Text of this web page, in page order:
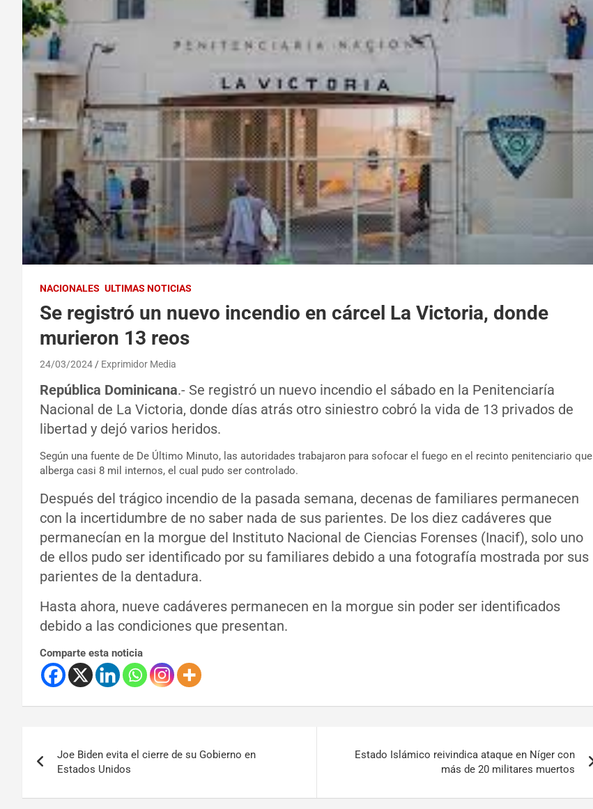
NACIONALES ULTIMAS NOTICIAS
Se registró un nuevo incendio en cárcel La Victoria, donde
murieron 13 reos
24/03/2024 Exprimidor Media
República Dominicana.- Se registró un nuevo incendio el sábado en la Penitenciaría
Nacional de La Victoria, donde días atrás otro siniestro cobró la vida de 13 privados de
libertad y dejó varios heridos.
Según una fuente de De Último Minuto, las autoridades trabajaron para sofocar el fuego en el recinto penitenciario que
alberga casi 8 mil internos, el cual pudo ser controlado.
Después del trágico incendio de la pasada semana, decenas de familiares permanecen
con la incertidumbre de no saber nada de sus parientes. De los diez cadáveres que
permanecían en la morgue del Instituto Nacional de Ciencias Forenses (Inacif), solo uno
de ellos pudo ser identificado por su familiares debido a una fotografía mostrada por sus
parientes de la dentadura.
Hasta ahora, nueve cadáveres permanecen en la morgue sin poder ser identificados
debido a las condiciones que presentan.
Comparte esta noticia
Joe Biden evita el cierre de su Gobierno en
Estados Unidos
Estado Islámico reivindica ataque en Níger con
más de 20 militares muertos